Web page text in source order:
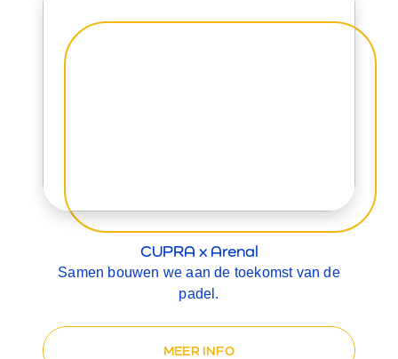
CUPRA x Arenal
Samen bouwen we aan de toekomst van de
padel.
MEER INFO